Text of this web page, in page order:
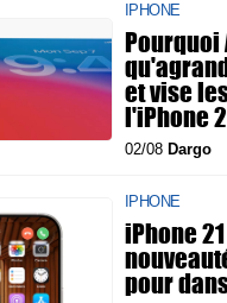
IPHONE
Pourquoi
et vise
l'iPhone
02/08 Dargo
IPHONE
iPhone
pour